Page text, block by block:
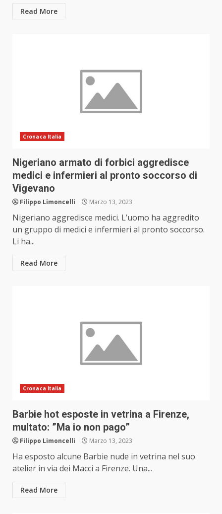
Read More
Cronaca Italia
Nigeriano armato di forbici aggredisce
medici e infermieri al pronto soccorso di
Vigevano
Filippo Limoncelli Marzo 13, 2023
Nigeriano aggredisce medici. L’uomo ha aggredito
un gruppo di medici e infermieri al pronto soccorso.
Li ha...
Read More
Cronaca Italia
Barbie hot esposte in vetrina a Firenze,
multato: ”Ma io non pago”
Filippo Limoncelli Marzo 13, 2023
Ha esposto alcune Barbie nude in vetrina nel suo
atelier in via dei Macci a Firenze. Una...
Read More